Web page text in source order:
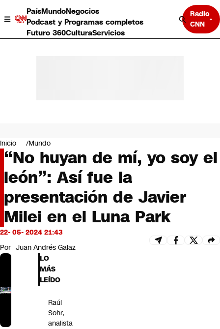
PaísMundoNegocios
Podcast y Programas completos
Futuro 360CulturaServicios
Radio
CNN
Negocios
Deportes
Programas completos
Cultura
Servicios
Bits
CNN tiempo
Futuro 360
Inicio Mundo
“No huyan de mí, yo soy el
león”: Así fue la
presentación de Javier
Milei en el Luna Park
22- 05- 2024 21:43
Por Juan Andrés Galaz
LO
MÁS
LEÍDO
Raúl
Sohr,
analista